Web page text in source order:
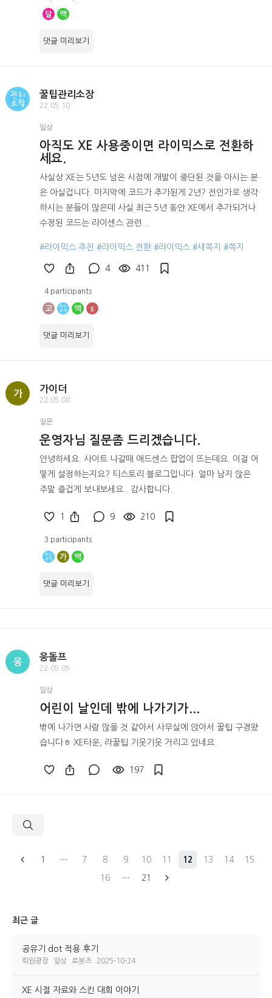
달 맥
댓글 미리보기
꿀팁관리소장
22.05.10
일상
아직도 XE 사용중이면 라이믹스로 전환하
세요.
사실상 XE는 5년도 넘은 시점에 개발이 중단된 것을 아시는 분
은 아실겁니다. 마지막에 코드가 추가된게 2년? 전인가로 생각
하시는 분들이 많은데 사실 최근 5년 동안 XE에서 추가되거나
수정된 코드는 라이센스 관련...
#라이믹스 추천 #라이믹스 전환 #라이믹스 #새쪽지 #쪽지
4 411
4 participants
고 맥 s
댓글 미리보기
가
가이더
22.05.08
질문
운영자님 질문좀 드리겠습니다.
안녕하세요. 사이트 나갈때 애드센스 팝업이 뜨는데요. 이걸 어
떻게 설정하는지요? 티스토리 블로그입니다. 얼마 남지 않은
주말 즐겁게 보내보세요.. 감사합니다.
1 9 210
3 participants
가 맥
댓글 미리보기
웅
웅돌프
22.05.05
일상
어린이 날인데 밖에 나가기가...
밖에 나가면 사람 많을 것 같아서 사무실에 앉아서 꿀팁 구경왔
습니다ㅎ XE타운, 라꿀팁 기웃기웃 거리고 있네요
197
1 7 8 9 10 11 12 13 14 15
16 21
최근 글
공유기 dot 적용 후기
회원광장 일상 로봇츠 2025-10-24
XE 시절 자료와 스킨 대회 이야기